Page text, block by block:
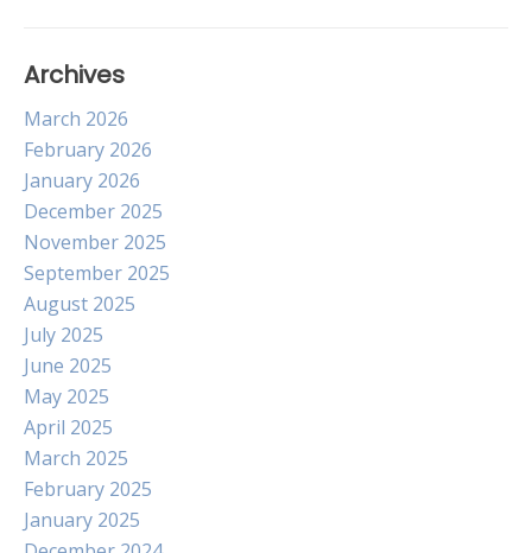
Archives
March 2026
February 2026
January 2026
December 2025
November 2025
September 2025
August 2025
July 2025
June 2025
May 2025
April 2025
March 2025
February 2025
January 2025